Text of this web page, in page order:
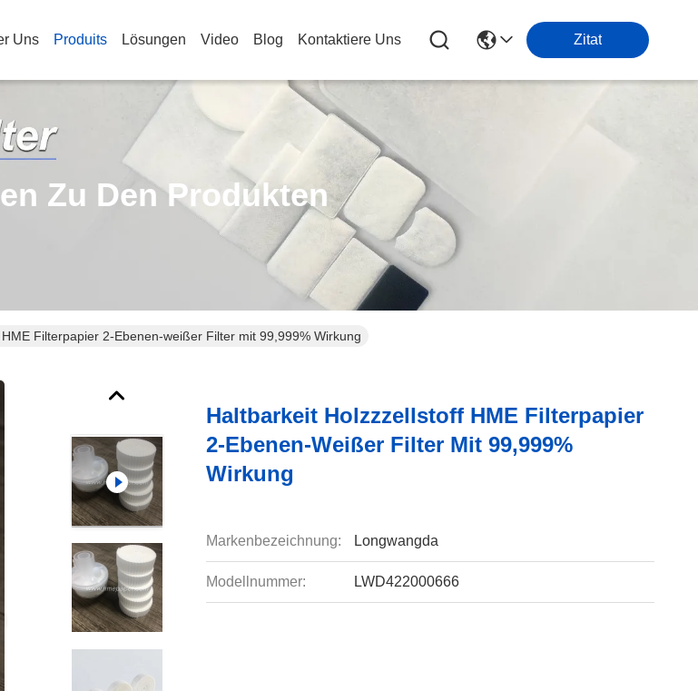
Uns Produits Lösungen Video Blog Kontaktiere Uns Zitat
Zu Den Produkten
Filterpapier 2-Ebenen-weißer Filter mit 99,999% Wirkung
Haltbarkeit Holzzzellstoff HME Filterpapier
2-Ebenen-Weißer Filter Mit 99,999%
Wirkung
Markenbezeichnung: Longwangda
Modellnummer: LWD422000666